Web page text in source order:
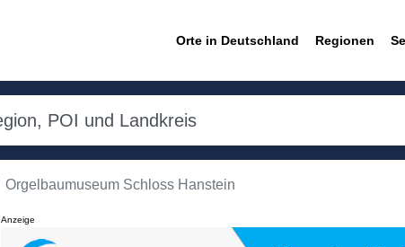
Orte in Deutschland Regionen
Orgelbaumuseum Schloss Hanstein
Anzeige